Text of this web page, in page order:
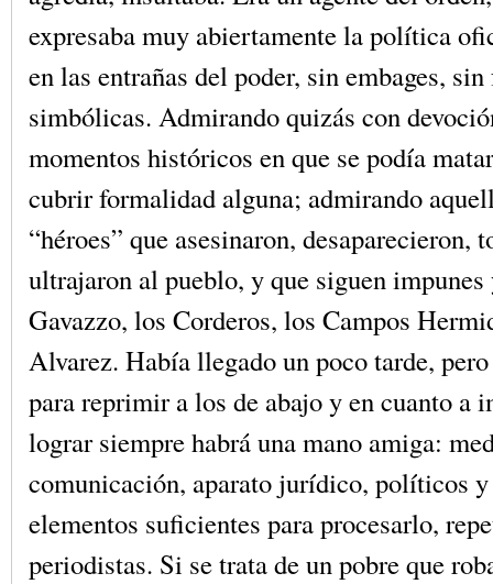
expresaba muy abiertamente la política
en las entrañas del poder, sin embages,
simbólicas. Admirando quizás con
momentos históricos en que se podía
cubrir formalidad alguna; admirando
“héroes” que asesinaron, desaparecieron,
ultrajaron al pueblo, y que siguen
Gavazzo, los Corderos, los Campos
Alvarez. Había llegado un poco tarde,
para reprimir a los de abajo y en cuanto a
lograr siempre habrá una mano amiga:
comunicación, aparato jurídico, políticos
elementos suficientes para procesarlo,
periodistas. Si se trata de un pobre que